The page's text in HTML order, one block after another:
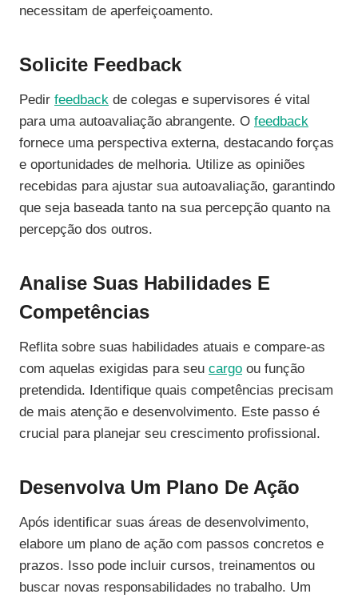
necessitam de aperfeiçoamento.
Solicite Feedback
Pedir feedback de colegas e supervisores é vital
para uma autoavaliação abrangente. O feedback
fornece uma perspectiva externa, destacando forças
e oportunidades de melhoria. Utilize as opiniões
recebidas para ajustar sua autoavaliação, garantindo
que seja baseada tanto na sua percepção quanto na
percepção dos outros.
Analise Suas Habilidades E
Competências
Reflita sobre suas habilidades atuais e compare-as
com aquelas exigidas para seu cargo ou função
pretendida. Identifique quais competências precisam
de mais atenção e desenvolvimento. Este passo é
crucial para planejar seu crescimento profissional.
Desenvolva Um Plano De Ação
Após identificar suas áreas de desenvolvimento,
elabore um plano de ação com passos concretos e
prazos. Isso pode incluir cursos, treinamentos ou
buscar novas responsabilidades no trabalho. Um